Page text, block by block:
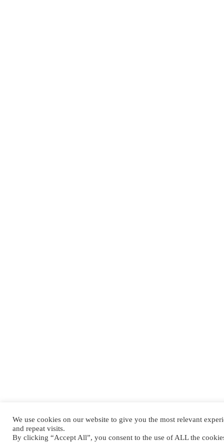
We use cookies on our website to give you the most relevant
and repeat visits.
By clicking “Accept All”, you consent to the use of ALL the